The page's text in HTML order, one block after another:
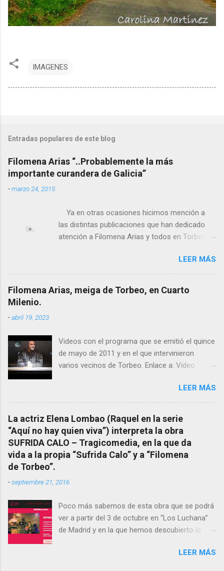
IMAGENES
Entradas populares de este blog
Filomena Arias “..Probablemente la más
importante curandera de Galicia”
-marzo 24, 2015
Ya en otras ocasiones hicimos mención a
las distintas publicaciones que han dedicado
atención a Filomena Arias y todos en Torbeo
el pasado siglo tuvo esta “curandeira” por sus
“obras y milagros”, pero también como
excelente difusora del nombre de nuestro
pueblo, no en vano es reconocida por muchos
mención a ANTON PATIÑO REGUEIRA (ya
fallecido) cuyo empeño por estudiar y dar a
conocer a esta “sabia” y por ende a Torbeo no
También reproducimos integro el articulo que
en el año 2000 publico Ángel Arnaiz recogiendo
información de primera mano que le
suministraron David (nieto de Filomena) y
algunos vecinos mas del pueblo.
Dejamos para otro momento la ...
LEER MÁS
Filomena Arias, meiga de Torbeo, en Cuarto
Milenio.
-abril 19, 2023
Videos con el programa que se emitió el quince
de mayo de 2011 y en el que intervinieron
varios vecinos de Torbeo. Enlace a: Video
completo emitido en CUARTO MILENIO En
Facebook otra copia con mejor resolución:
Facebook CUARTO MILENIO - Filomena Arias.
LEER MÁS
La actriz Elena Lombao (Raquel en la serie
“Aquí no hay quien viva”) interpreta la obra
SUFRIDA CALO – Tragicomedia, en la que da
vida a la propia “Sufrida Calo” y a “Filomena
de Torbeo”.
-septiembre 21, 2016
Poco más sabemos de esta obra que se podrá
ver a partir del 3 de octubre en “Los Luchana”
de Madrid y en la que hemos descubierto la
verla.- Sinopsis corta SUFRIDA CALO muere y
LEER MÁS